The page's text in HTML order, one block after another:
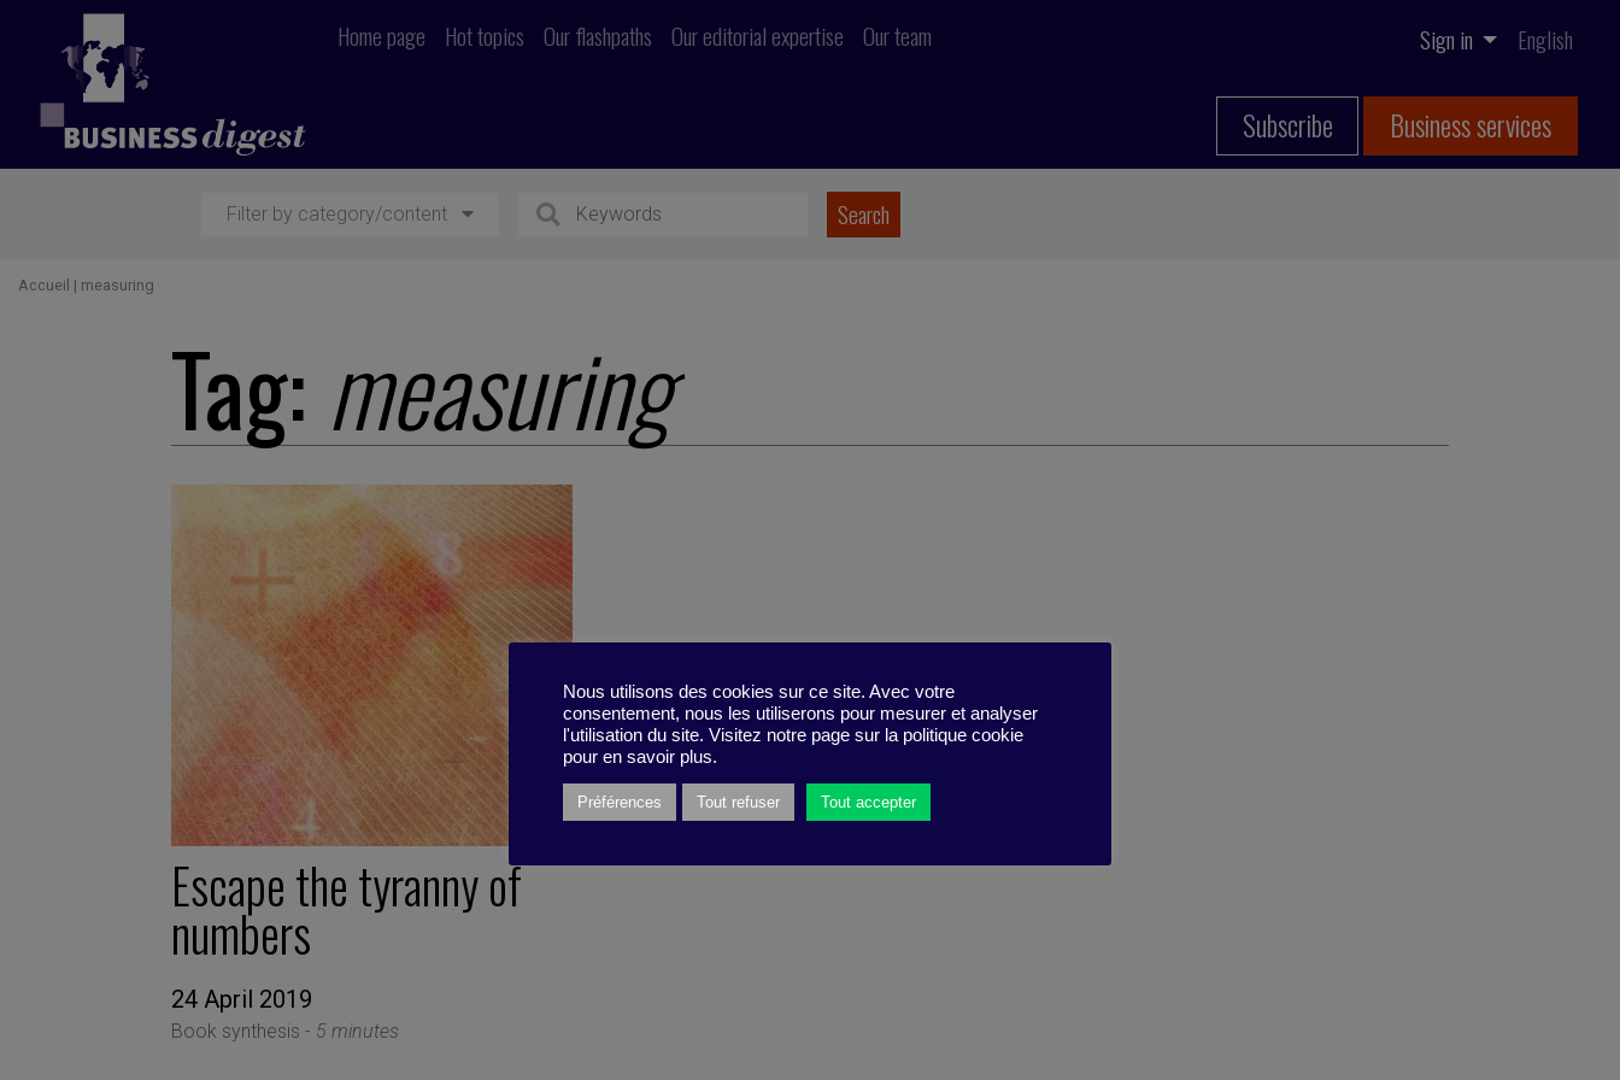
Home page Hot topics Our flashpaths Our editorial expertise Our team Sign in English
Subscribe Business services
Filter by category/content
Accueil | measuring
Tag: measuring
Escape the tyranny of
numbers
24 April 2019
Book synthesis - 5 minutes
Nous utilisons des cookies sur ce site. Avec votre
consentement, nous les utiliserons pour mesurer et analyser
l'utilisation du site. Visitez notre page sur la politique cookie
pour en savoir plus.
Préférences Tout refuser Tout accepter